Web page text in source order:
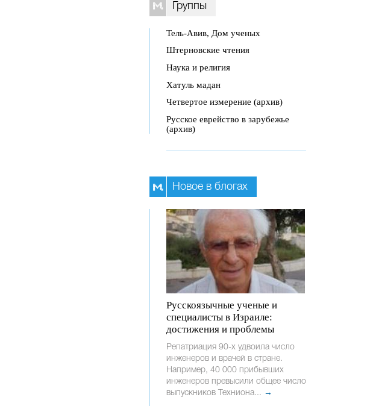
Группы
Тель-Авив, Дом ученых
Штерновские чтения
Наука и религия
Хатуль мадан
Четвертое измерение (архив)
Русское еврейство в зарубежье
(архив)
Новое в блогах
Русскоязычные ученые и
специалисты в Израиле:
достижения и проблемы
Репатриация 90-х удвоила число
инженеров и врачей в стране.
Например, 40 000 прибывших
инженеров превысили общее число
выпускников Техниона... →